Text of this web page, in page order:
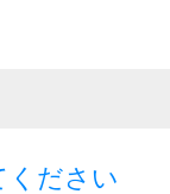
ください